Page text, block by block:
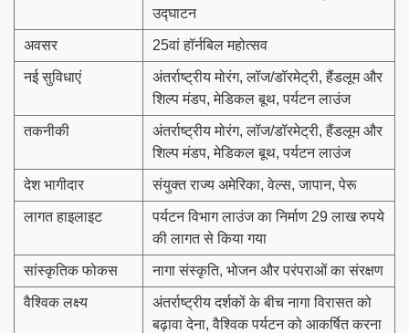
उद्घाटन
अवसर 25वां हॉर्नबिल महोत्सव
नई सुविधाएं
अंतर्राष्ट्रीय मोरंग, लॉज/डॉरमेट्री, हैंडलूम और
शिल्प मंडप, मेडिकल बूथ, पर्यटन लाउंज
तकनीकी
अंतर्राष्ट्रीय मोरंग, लॉज/डॉरमेट्री, हैंडलूम और
शिल्प मंडप, मेडिकल बूथ, पर्यटन लाउंज
देश भागीदार संयुक्त राज्य अमेरिका, वेल्स, जापान, पेरू
लागत हाइलाइट
पर्यटन विभाग लाउंज का निर्माण 29 लाख रुपये
की लागत से किया गया
सांस्कृतिक फोकस नागा संस्कृति, भोजन और परंपराओं का संरक्षण
वैश्विक लक्ष्य
अंतर्राष्ट्रीय दर्शकों के बीच नागा विरासत को
बढ़ावा देना, वैश्विक पर्यटन को आकर्षित करना